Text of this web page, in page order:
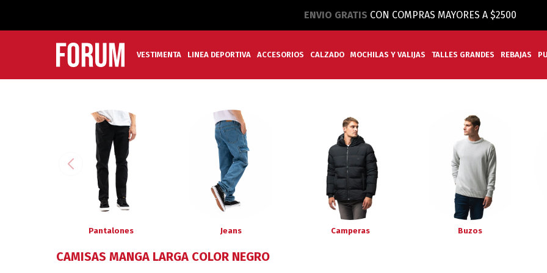
ENVIO GRATIS CON COMPRAS MAYORES A $2500
VESTIMENTA LINEA DEPORTIVA ACCESORIOS CALZADO MOCHILAS Y VALIJAS TALLES GRANDES REBAJAS
Pantalones Jeans Camperas Buzos
CAMISAS MANGA LARGA COLOR NEGRO